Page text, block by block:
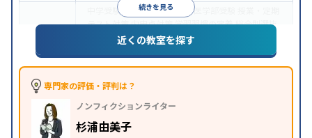
続きを見る
中学受験 高校受験大学受験 医学部受験
テスト対策内申点対策学習習慣の定着総合型選抜
(旧AO)対策 推薦入試対策学校別特化対策
中高一貫校生に対応
可能季節講習のみの受講可
※2023年3月調査。小学校高学年の個別指導塾アンケート調査方法
近くの教室を探す
専門家の評価・評判は？
ノンフィクションライター
杉浦由美子